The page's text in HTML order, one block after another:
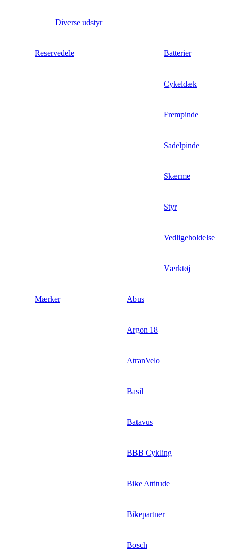
Diverse udstyr
Reservedele Batterier
Cykeldæk
Frempinde
Sadelpinde
Skærme
Styr
Vedligeholdelse
Værktøj
Mærker Abus
Argon 18
AtranVelo
Basil
Batavus
BBB Cykling
Bike Attitude
Bikepartner
Bosch